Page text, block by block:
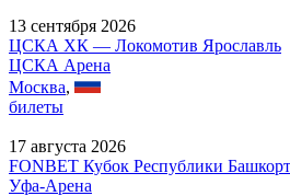
13 сентября 2026
ЦСКА ХК — Локомотив Ярославль
ЦСКА Арена
Москва,
билеты
17 августа 2026
FONBET Кубок Республики
Уфа-Арена